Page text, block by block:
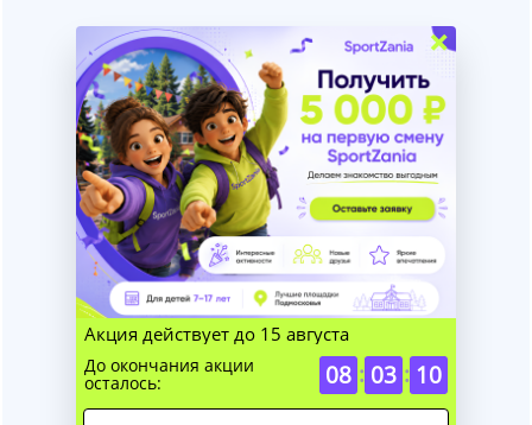
×
Акция действует до 15 августа
До окончания акции
осталось: 08 : 03 : 10